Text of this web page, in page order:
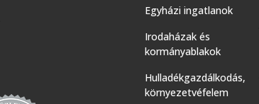
Egyházi ingatlanok
Irodaházak és
kormányablakok
Hulladékgazdálkodás,
környezetvéfelem